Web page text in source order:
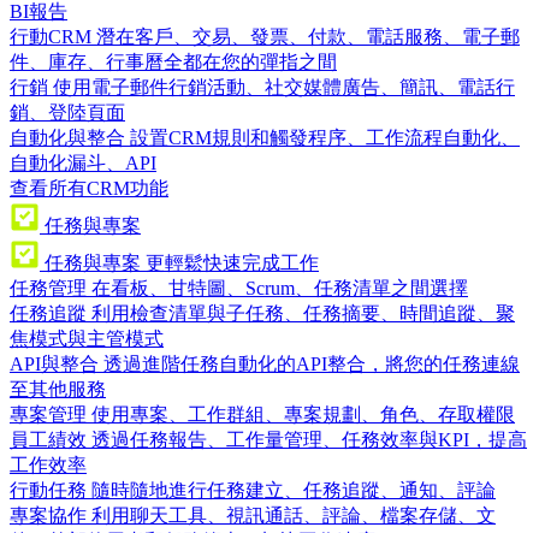
BI報告
行動CRM 潛在客戶、交易、發票、付款、電話服務、電子郵
件、庫存、行事曆全都在您的彈指之間
行銷 使用電子郵件行銷活動、社交媒體廣告、簡訊、電話行
銷、登陸頁面
自動化與整合 設置CRM規則和觸發程序、工作流程自動化、
自動化漏斗、API
查看所有CRM功能
任務與專案
任務與專案 更輕鬆快速完成工作
任務管理 在看板、甘特圖、Scrum、任務清單之間選擇
任務追蹤 利用檢查清單與子任務、任務摘要、時間追蹤、聚
焦模式與主管模式
API與整合 透過進階任務自動化的API整合，將您的任務連線
至其他服務
專案管理 使用專案、工作群組、專案規劃、角色、存取權限
員工績效 透過任務報告、工作量管理、任務效率與KPI，提高
工作效率
行動任務 隨時隨地進行任務建立、任務追蹤、通知、評論
專案協作 利用聊天工具、視訊通話、評論、檔案存儲、文